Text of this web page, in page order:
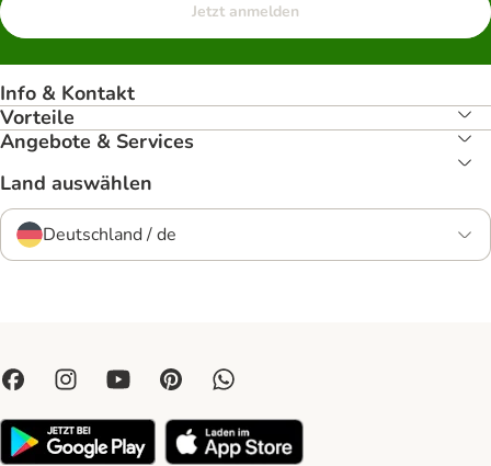
Jetzt anmelden
Info & Kontakt
Vorteile
Angebote & Services
Land auswählen
Deutschland / de